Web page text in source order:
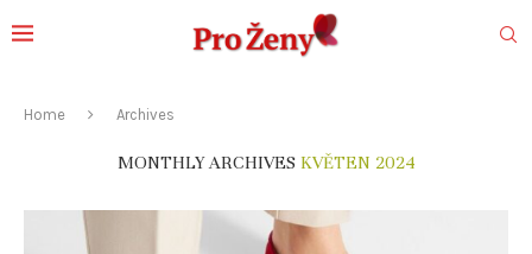
Home Archives
MONTHLY ARCHIVES KVĚTEN 2024